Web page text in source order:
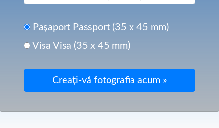
Pașaport Passport (35 x 45 mm)
Visa Visa (35 x 45 mm)